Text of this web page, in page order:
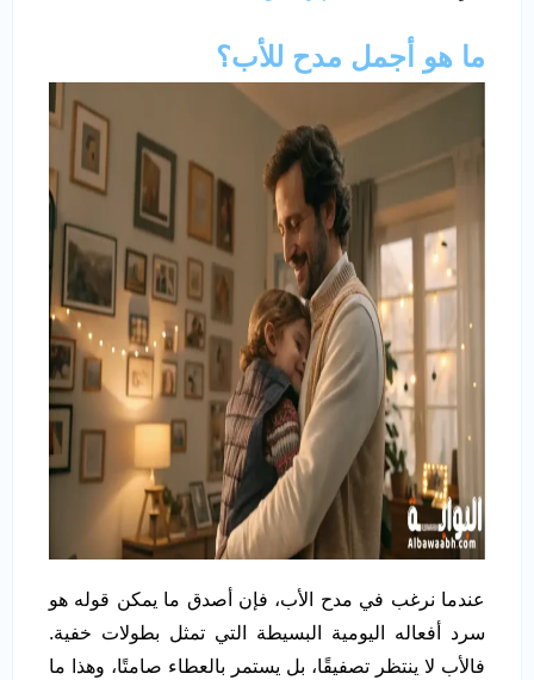
ما هو أجمل مدح للأب؟
عندما نرغب في مدح الأب، فإن أصدق ما يمكن قوله هو
سرد أفعاله اليومية البسيطة التي تمثل بطولات خفية.
فالأب لا ينتظر تصفيقًا، بل يستمر بالعطاء صامتًا، وهذا ما